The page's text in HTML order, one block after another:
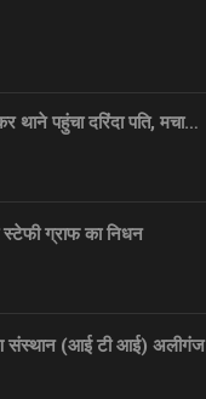
थाने पहुंचा दरिंदा पति, मचा…
ग्राफ का निधन
संस्थान (आई टी आई) अलीगंज